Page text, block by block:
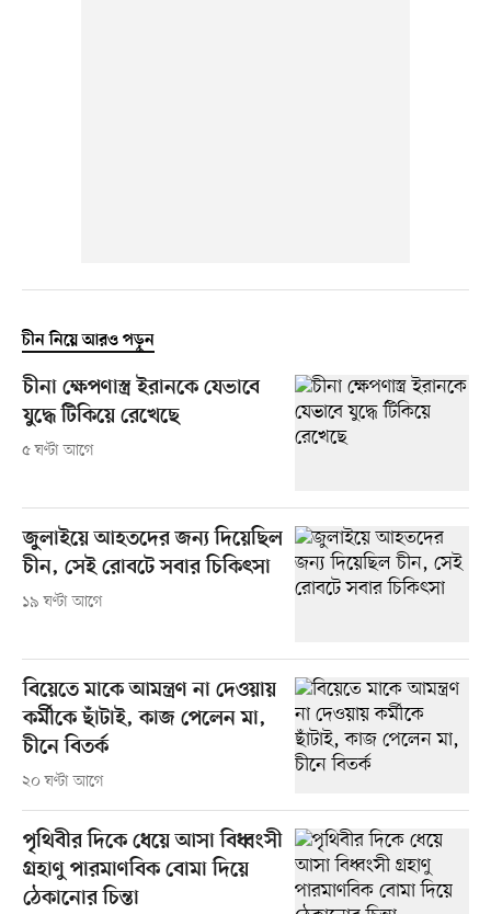
চীন নিয়ে আরও পড়ুন
চীনা ক্ষেপণাস্ত্র ইরানকে যেভাবে
যুদ্ধে টিকিয়ে রেখেছে
৫ ঘণ্টা আগে
জুলাইয়ে আহতদের জন্য দিয়েছিল
চীন, সেই রোবটে সবার চিকিৎসা
১৯ ঘণ্টা আগে
বিয়েতে মাকে আমন্ত্রণ না দেওয়ায়
কর্মীকে ছাঁটাই, কাজ পেলেন মা,
চীনে বিতর্ক
২০ ঘণ্টা আগে
পৃথিবীর দিকে ধেয়ে আসা বিধ্বংসী
গ্রহাণু পারমাণবিক বোমা দিয়ে
ঠেকানোর চিন্তা